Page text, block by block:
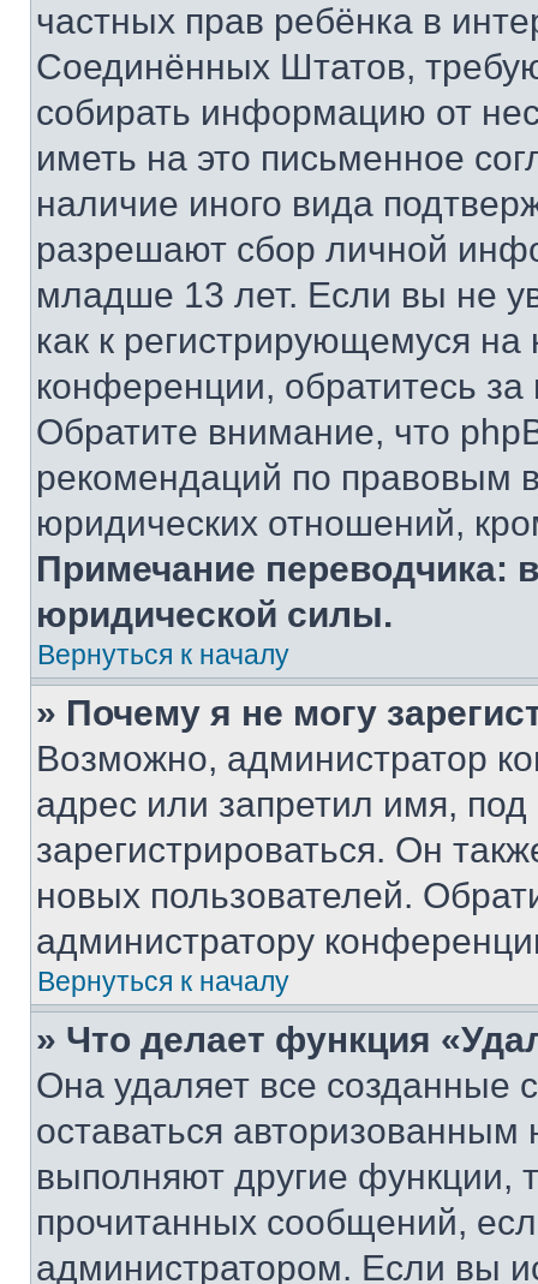
частных прав ребёнка в
Соединённых Штатов,
собирать информацию от
иметь на это письменное
наличие иного вида
разрешают сбор личной
младше 13 лет. Если вы не
как к регистрирующемуся
конференции, обратитесь
Обратите внимание, что
рекомендаций по правовым
юридических отношений,
Примечание переводчика:
юридической силы.
Вернуться к началу
» Почему я не могу
Возможно, администратор
адрес или запретил имя,
зарегистрироваться. Он
новых пользователей.
администратору
Вернуться к началу
» Что делает функция
Она удаляет все созданные
оставаться
выполняют другие функции,
прочитанных сообщений,
администратором. Если вы